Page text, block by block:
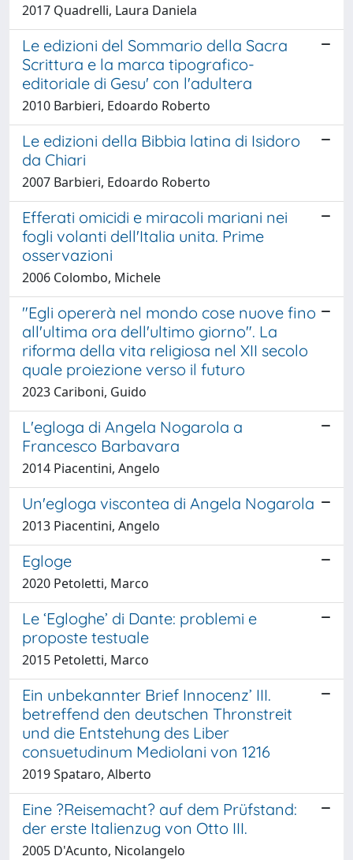
2017 Quadrelli, Laura Daniela
Le edizioni del Sommario della Sacra
Scrittura e la marca tipografico-
editoriale di Gesu' con l'adultera
2010 Barbieri, Edoardo Roberto
Le edizioni della Bibbia latina di Isidoro
da Chiari
2007 Barbieri, Edoardo Roberto
Efferati omicidi e miracoli mariani nei
fogli volanti dell'Italia unita. Prime
osservazioni
2006 Colombo, Michele
"Egli opererà nel mondo cose nuove fino
all'ultima ora dell'ultimo giorno". La
riforma della vita religiosa nel XII secolo
quale proiezione verso il futuro
2023 Cariboni, Guido
L'egloga di Angela Nogarola a
Francesco Barbavara
2014 Piacentini, Angelo
Un'egloga viscontea di Angela Nogarola
2013 Piacentini, Angelo
Egloge
2020 Petoletti, Marco
Le ‘Egloghe’ di Dante: problemi e
proposte testuale
2015 Petoletti, Marco
Ein unbekannter Brief Innocenz’ III.
betreffend den deutschen Thronstreit
und die Entstehung des Liber
consuetudinum Mediolani von 1216
2019 Spataro, Alberto
Eine ?Reisemacht? auf dem Prüfstand:
der erste Italienzug von Otto III.
2005 D'Acunto, Nicolangelo